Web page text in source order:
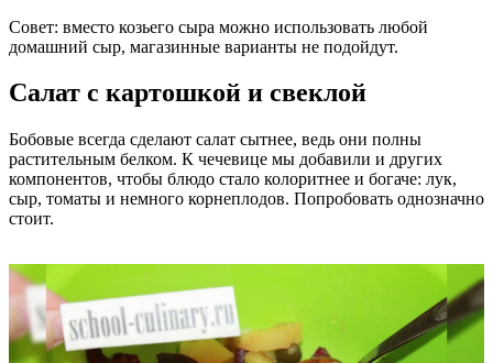
Совет: вместо козьего сыра можно использовать любой
домашний сыр, магазинные варианты не подойдут.
Салат с картошкой и свеклой
Бобовые всегда сделают салат сытнее, ведь они полны
растительным белком. К чечевице мы добавили и других
компонентов, чтобы блюдо стало колоритнее и богаче: лук,
сыр, томаты и немного корнеплодов. Попробовать однозначно
стоит.